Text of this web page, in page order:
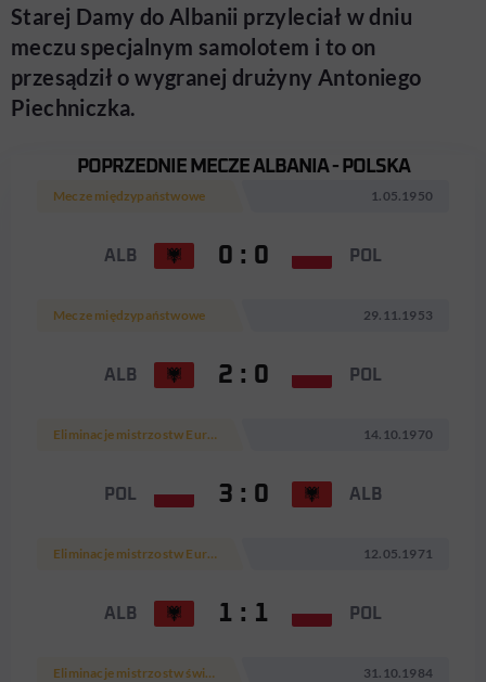
Starej Damy do Albanii przyleciał w dniu
meczu specjalnym samolotem i to on
przesądził o wygranej drużyny Antoniego
Piechniczka.
POPRZEDNIE MECZE ALBANIA - POLSKA
Mecze międzypaństwowe 1.05.1950
ALB 0 : 0 POL
Mecze międzypaństwowe 29.11.1953
ALB 2 : 0 POL
Eliminacje mistrzostw Europy 1972 14.10.1970
POL 3 : 0 ALB
Eliminacje mistrzostw Europy 1972 12.05.1971
ALB 1 : 1 POL
Eliminacje mistrzostw świata 1986 31.10.1984